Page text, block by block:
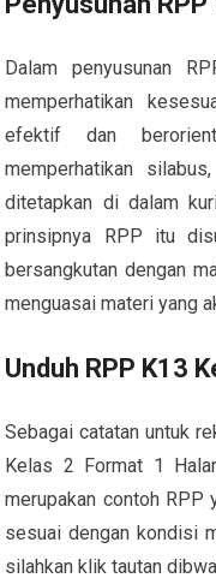
Dalam penyusunan
memperhatikan
efektif dan
memperhatikan
ditetapkan di dalam
prinsipnya RPP itu
bersangkutan dengan
menguasai materi yang
Unduh RPP K13
Sebagai catatan untuk
Kelas 2 Format 1
merupakan contoh RPP
sesuai dengan kondisi
silahkan klik tautan